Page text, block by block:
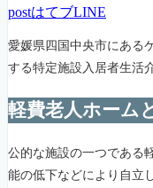
postはてブLINE
愛媛県四国中央市にある
する特定施設入居者生活
軽費老人ホーム
公的な施設の一つである
能の低下などにより自立